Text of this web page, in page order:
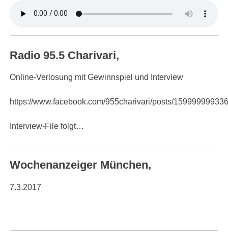
Radio 95.5 Charivari,
Online-Verlosung mit Gewinnspiel und Interview
https://www.facebook.com/955charivari/posts/
Interview-File folgt…
Wochenanzeiger München,
7.3.2017